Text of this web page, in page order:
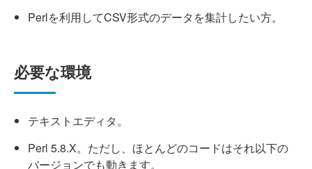
Perlを利用してCSV形式のデータを集計したい方。
必要な環境
テキストエディタ。
Perl 5.8.X。ただし、ほとんどのコードはそれ以下の
バージョンでも動きます。